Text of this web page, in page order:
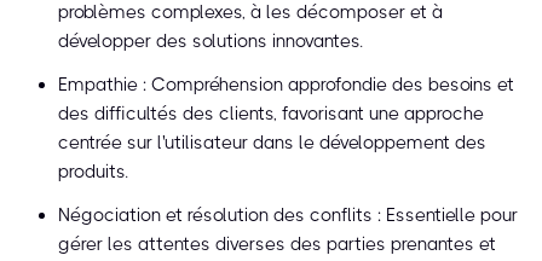
problèmes complexes, à les décomposer et à
développer des solutions innovantes.
Empathie : Compréhension approfondie des besoins et
des difficultés des clients, favorisant une approche
centrée sur l'utilisateur dans le développement des
produits.
Négociation et résolution des conflits : Essentielle pour
gérer les attentes diverses des parties prenantes et